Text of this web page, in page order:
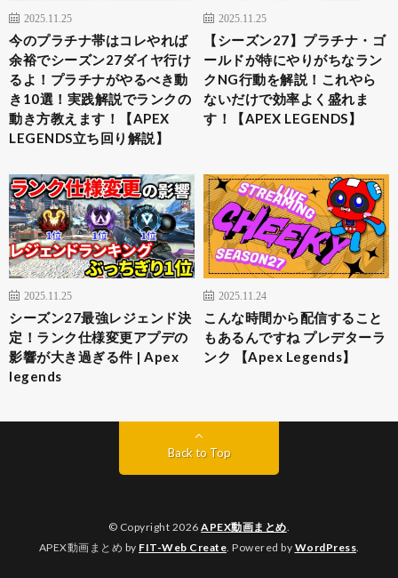
2025.11.25
今のプラチナ帯はコレやれば
余裕でシーズン27ダイヤ行け
るよ！プラチナがやるべき動
き10選！実践解説でランクの
動き方教えます！【APEX
LEGENDS立ち回り解説】
2025.11.25
【シーズン27】プラチナ・ゴ
ールドが特にやりがちなラン
クNG行動を解説！これやら
ないだけで効率よく盛れま
す！【APEX LEGENDS】
2025.11.25
シーズン27最強レジェンド決
定！ランク仕様変更アプデの
影響が大き過ぎる件 | Apex
legends
2025.11.24
こんな時間から配信すること
もあるんですね プレデターラ
ンク 【Apex Legends】
Back to Top
© Copyright 2026APEX動画まとめ.
APEX動画まとめ by FIT-Web Create. Powered by WordPress.